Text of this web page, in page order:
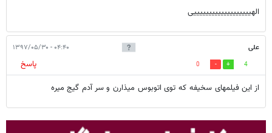
الهیییییییییییییییییییی
علی ۰۴:۴۰ - ۱۳۹۷/۰۵/۳۰
4
0
پاسخ
از این فیلمهای سخیفه که توی اتوبوس میذارن و سر آدم گیج میره